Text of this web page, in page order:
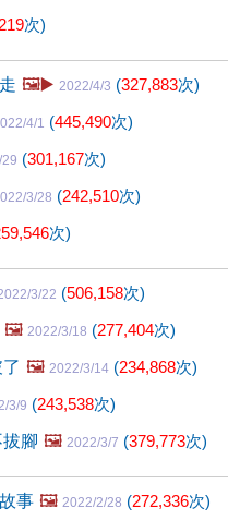
次)
🖼️▶️ 2022/4/3 (327,883次)
4/1 (445,490次)
(301,167次)
3/28 (242,510次)
次)
3/22 (506,158次)
🖼️ 2022/3/18 (277,404次)
🖼️ 2022/3/14 (234,868次)
3/9 (243,538次)
腳 🖼️ 2022/3/7 (379,773次)
事 🖼️ 2022/2/28 (272,336次)